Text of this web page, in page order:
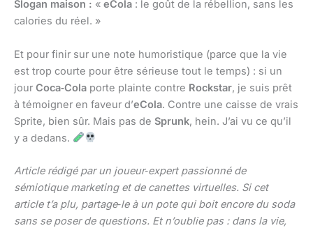
Slogan maison : « eCola : le goût de la rébellion, sans les
calories du réel. »
Et pour finir sur une note humoristique (parce que la vie
est trop courte pour être sérieuse tout le temps) : si un
jour Coca‑Cola porte plainte contre Rockstar, je suis prêt
à témoigner en faveur d’eCola. Contre une caisse de vrais
Sprite, bien sûr. Mais pas de Sprunk, hein. J’ai vu ce qu’il
y a dedans.
Article rédigé par un joueur‑expert passionné de
sémiotique marketing et de canettes virtuelles. Si cet
article t’a plu, partage‑le à un pote qui boit encore du soda
sans se poser de questions. Et n’oublie pas : dans la vie,